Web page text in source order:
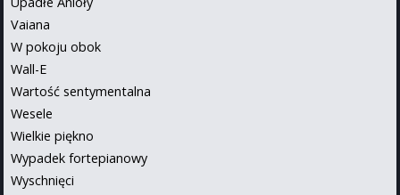
Vaiana
W pokoju obok
Wall-E
Wartość sentymentalna
Wesele
Wielkie piękno
Wypadek fortepianowy
Wyschnięci